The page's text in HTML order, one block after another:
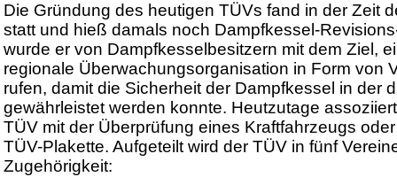
Die Gründung des heutigen TÜVs fand in der Zeit
statt und hieß damals noch Dampfkessel-
wurde er von Dampfkesselbesitzern mit dem Ziel,
regionale Überwachungsorganisation in Form von
rufen, damit die Sicherheit der Dampfkessel in der
gewährleistet werden konnte. Heutzutage
TÜV mit der Überprüfung eines Kraftfahrzeugs
TÜV-Plakette. Aufgeteilt wird der TÜV in fünf
Zugehörigkeit: